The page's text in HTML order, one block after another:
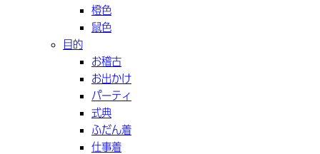
橙色
鼠色
目的
お稽古
お出かけ
パーティ
式典
ふだん着
仕事着